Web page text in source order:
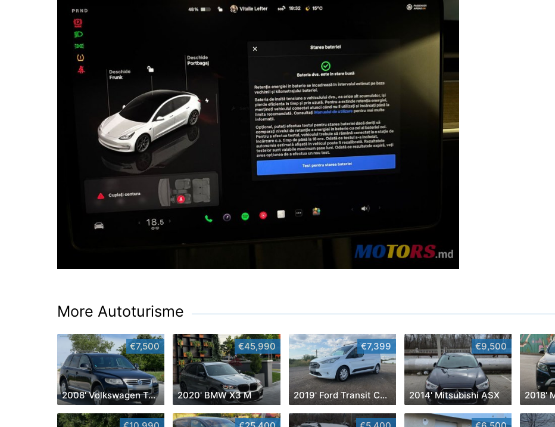
More Autoturisme
€7,500
2008' Volkswagen Touareg
€45,990
2020' BMW X3 M
€7,399
2019' Ford Transit Connect
€9,500
2014' Mitsubishi ASX